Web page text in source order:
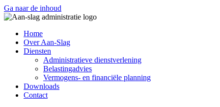
Ga naar de inhoud
Home
Over Aan-Slag
Diensten
Administratieve dienstverlening
Belastingadvies
Vermogens- en financiële planning
Downloads
Contact